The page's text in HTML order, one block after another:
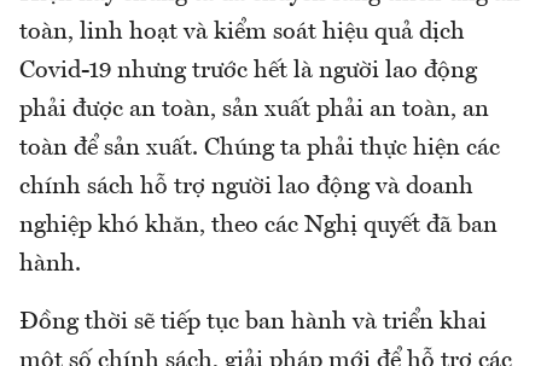
toàn, linh hoạt và kiểm soát hiệu quả dịch
Covid-19 nhưng trước hết là người lao động
phải được an toàn, sản xuất phải an toàn, an
toàn để sản xuất. Chúng ta phải thực hiện các
chính sách hỗ trợ người lao động và doanh
nghiệp khó khăn, theo các Nghị quyết đã ban
hành.
Đồng thời sẽ tiếp tục ban hành và triển khai